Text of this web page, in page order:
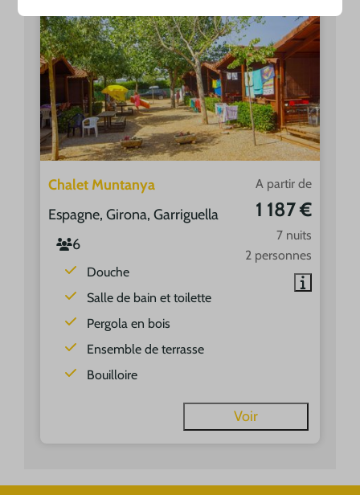
A partir de
1 187 €
7 nuits
2 personnes
Chalet Muntanya
Espagne, Girona, Garriguella
6
Douche
Salle de bain et toilette
Pergola en bois
Ensemble de terrasse
Bouilloire
Voir